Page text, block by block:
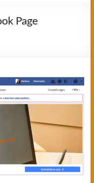
Page